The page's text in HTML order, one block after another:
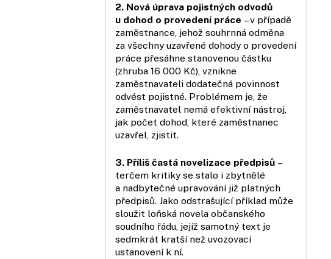
2. Nová úprava pojistných odvodů
u dohod o provedení práce – v případě
zaměstnance, jehož souhrnná odměna
za všechny uzavřené dohody o provedení
práce přesáhne stanovenou částku
(zhruba 16 000 Kč), vznikne
zaměstnavateli dodatečná povinnost
odvést pojistné. Problémem je, že
zaměstnavatel nemá efektivní nástroj,
jak počet dohod, které zaměstnanec
uzavřel, zjistit.
3. Příliš častá novelizace předpisů –
terčem kritiky se stalo i zbytnělé
a nadbytečné upravování již platných
předpisů. Jako odstrašující příklad může
sloužit loňská novela občanského
soudního řádu, jejíž samotný text je
sedmkrát kratší než uvozovací
ustanovení k ní.